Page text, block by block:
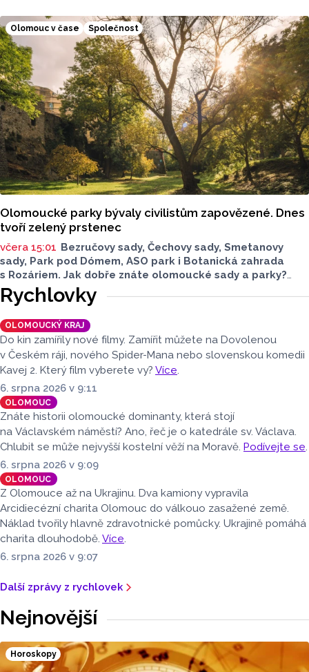
v Přerově Hvězdárna. Na obou místech bude možné
pohlédnout na slunce speciální technikou.
Olomouc v čase Společnost
Olomoucké parky bývaly civilistům zapovězené. Dnes
tvoří zelený prstenec
včera 15:01 Bezručovy sady, Čechovy sady, Smetanovy
sady, Park pod Dómem, ASO park i Botanická zahrada
s Rozáriem. Jak dobře znáte olomoucké sady a parky?
Dnes se v nich běžně procházíme a kocháme se krásami,
které v nich jsou. Vždy tomu tak ale nebylo.
Rychlovky
OLOMOUCKÝ KRAJ
Do kin zamířily nové filmy. Zamířit můžete na Dovolenou
v Českém ráji, nového Spider-Mana nebo slovenskou komedii
Kavej 2. Který film vyberete vy? Více.
6. srpna 2026 v 9:11
OLOMOUC
Znáte historii olomoucké dominanty, která stojí
na Václavském náměstí? Ano, řeč je o katedrále sv. Václava.
Chlubit se může nejvyšší kostelní věží na Moravě. Podívejte se.
6. srpna 2026 v 9:09
OLOMOUC
Z Olomouce až na Ukrajinu. Dva kamiony vypravila
Arcidiecézní charita Olomouc do válkouo zasažené země.
Náklad tvořily hlavně zdravotnické pomůcky. Ukrajině pomáhá
charita dlouhodobě. Více.
6. srpna 2026 v 9:07
Další zprávy z rychlovek
Nejnovější
Horoskopy